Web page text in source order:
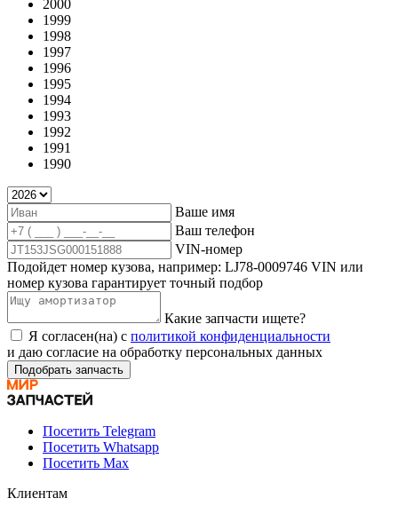
2000
1999
1998
1997
1996
1995
1994
1993
1992
1991
1990
Ваше имя
Ваш телефон
VIN-номер
Подойдет номер кузова, например: LJ78-0009746 VIN или
номер кузова гарантирует точный подбор
Какие запчасти ищете?
Я согласен(на) с политикой конфиденциальности
и даю согласие на обработку персональных данных
Подобрать запчасть
Посетить Telegram
Посетить Whatsapp
Посетить Max
Клиентам